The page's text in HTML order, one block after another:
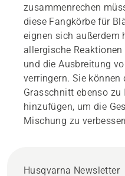
zusammenrechen
diese Fangkörbe für
eignen sich außerdem
allergische
und die Ausbreitung
verringern. Sie können
Grasschnitt ebenso zu
hinzufügen, um die
Mischung zu
Husqvarna Newsletter